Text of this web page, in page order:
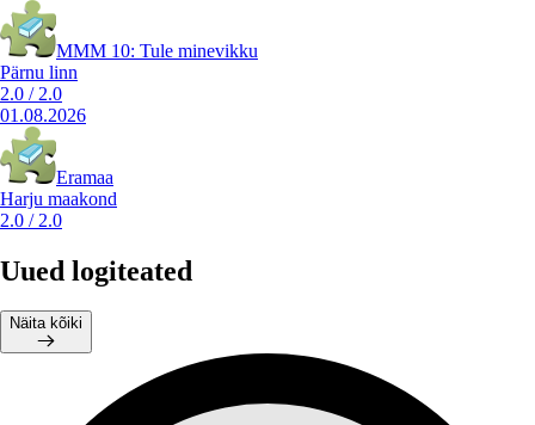
MMM 10: Tule minevikku
Pärnu linn
2.0 / 2.0
01.08.2026
Eramaa
Harju maakond
2.0 / 2.0
Uued logiteated
Näita kõiki